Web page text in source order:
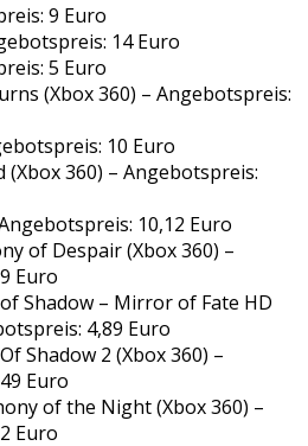
9 Euro
14 Euro
5 Euro
(Xbox 360) – Angebotspreis:
10 Euro
(Xbox 360) – Angebotspreis:
10,12 Euro
of Despair (Xbox 360) –
Euro
Shadow – Mirror of Fate HD
4,89 Euro
Shadow 2 (Xbox 360) –
Euro
of the Night (Xbox 360) –
Euro